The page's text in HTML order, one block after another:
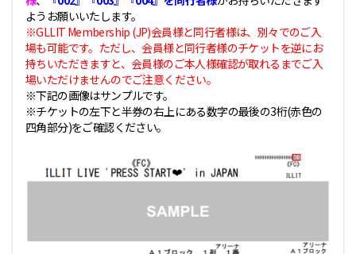
ようお願いいたします。
※GLLIT Membership (JP)会員様と同行者様は、別々でのご入
場も可能です。ただし、会員様と同行者様のチケットを逆にお
持ちいただきますと、会員様のご本人様確認が取れるまでご入
場いただけませんのでご注意ください。
※下記の画像はサンプルです。
※チケットの左下と半券の右上にある数字の最後の3桁(赤色の
四角部分)をご確認ください。